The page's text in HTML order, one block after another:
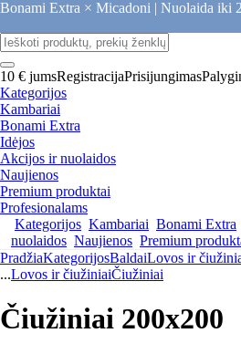
Bonami Extra × Micadoni | Nuolaida iki
10 € jumsRegistracijaPrisijungimas
Kategorijos
Kambariai
Bonami Extra
Idėjos
Akcijos ir nuolaidos
Naujienos
Premium produktai
Profesionalams
Kategorijos Kambariai Bonami Extra
nuolaidos Naujienos Premium
PradžiaKategorijosBaldaiLovos ir
...Lovos ir čiužiniaiČiužiniai
Čiužiniai 200x200